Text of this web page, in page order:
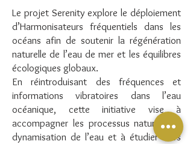
Le projet Serenity explore le déploiement
d’Harmonisateurs fréquentiels dans les
océans afin de soutenir la régénération
naturelle de l’eau de mer et les équilibres
écologiques globaux.
En réintroduisant des fréquences et
informations vibratoires dans l’eau
océanique, cette initiative vise à
accompagner les processus naturels de
dynamisation de l’eau et à étudier leurs